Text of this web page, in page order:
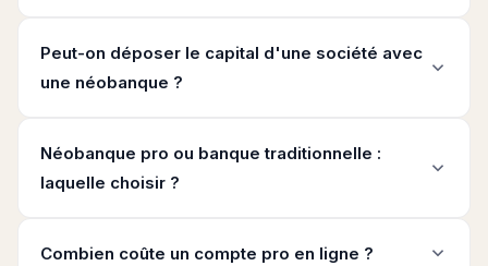
Peut-on déposer le capital d'une société avec
une néobanque ?
Néobanque pro ou banque traditionnelle :
laquelle choisir ?
Combien coûte un compte pro en ligne ?